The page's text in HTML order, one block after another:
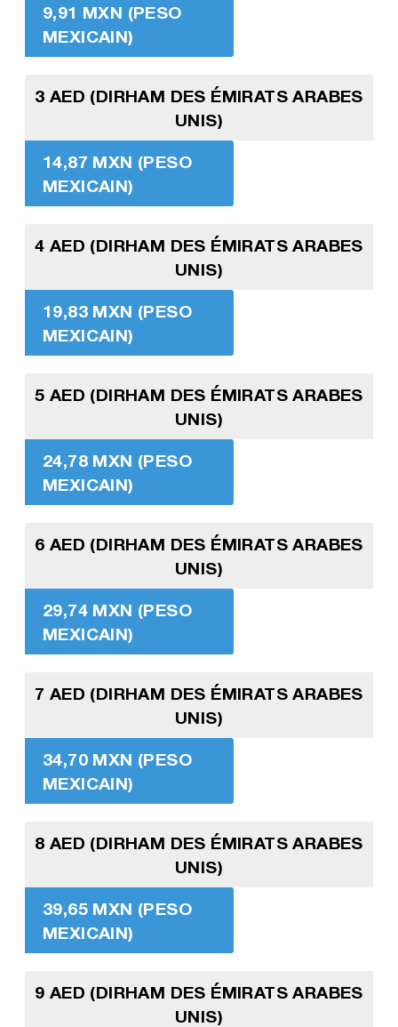
9,91 MXN (PESO
MEXICAIN)
3 AED (DIRHAM DES ÉMIRATS ARABES
UNIS)
14,87 MXN (PESO
MEXICAIN)
4 AED (DIRHAM DES ÉMIRATS ARABES
UNIS)
19,83 MXN (PESO
MEXICAIN)
5 AED (DIRHAM DES ÉMIRATS ARABES
UNIS)
24,78 MXN (PESO
MEXICAIN)
6 AED (DIRHAM DES ÉMIRATS ARABES
UNIS)
29,74 MXN (PESO
MEXICAIN)
7 AED (DIRHAM DES ÉMIRATS ARABES
UNIS)
34,70 MXN (PESO
MEXICAIN)
8 AED (DIRHAM DES ÉMIRATS ARABES
UNIS)
39,65 MXN (PESO
MEXICAIN)
9 AED (DIRHAM DES ÉMIRATS ARABES
UNIS)